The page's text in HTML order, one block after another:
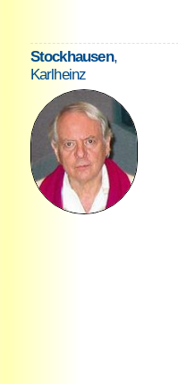
Stockhausen,
Karlheinz